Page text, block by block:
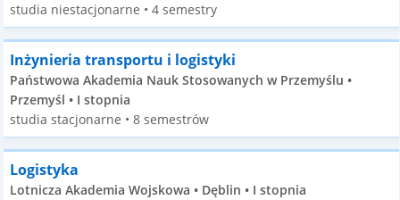
studia niestacjonarne • 4 semestry
Inżynieria transportu i logistyki
Państwowa Akademia Nauk Stosowanych w Przemyślu •
Przemyśl • I stopnia
studia stacjonarne • 8 semestrów
Logistyka
Lotnicza Akademia Wojskowa • Dęblin • I stopnia